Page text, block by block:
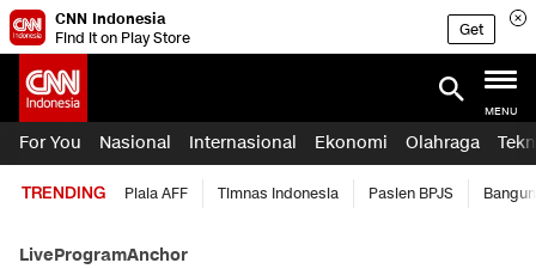
CNN Indonesia
Find it on Play Store
Get
MENU
For You Nasional Internasional Ekonomi Olahraga
TRENDING Piala AFF Timnas Indonesia Pasien BPJS
LiveProgramAnchor